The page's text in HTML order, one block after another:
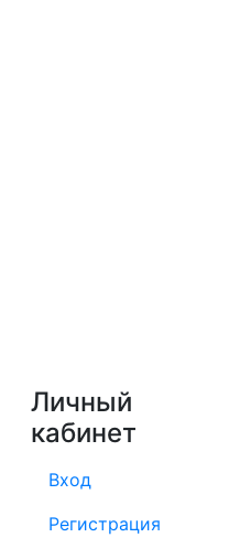
Личный
кабинет
Вход
Регистрация